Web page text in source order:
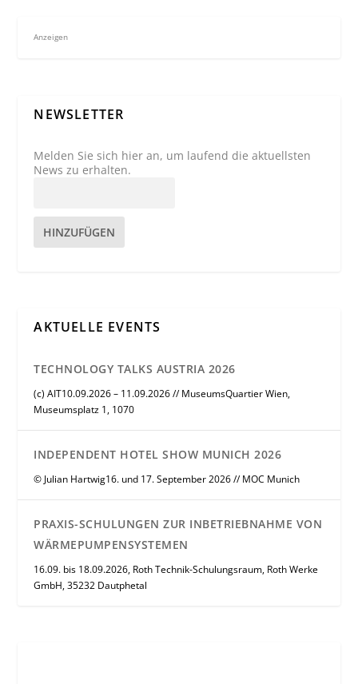
Anzeigen
NEWSLETTER
Melden Sie sich hier an, um laufend die aktuellsten
News zu erhalten.
HINZUFÜGEN
AKTUELLE EVENTS
TECHNOLOGY TALKS AUSTRIA 2026
(c) AIT10.09.2026 – 11.09.2026 // MuseumsQuartier Wien,
Museumsplatz 1, 1070
INDEPENDENT HOTEL SHOW MUNICH 2026
© Julian Hartwig16. und 17. September 2026 // MOC Munich
PRAXIS-SCHULUNGEN ZUR INBETRIEBNAHME VON
WÄRMEPUMPENSYSTEMEN
16.09. bis 18.09.2026, Roth Technik-Schulungsraum, Roth Werke
GmbH, 35232 Dautphetal